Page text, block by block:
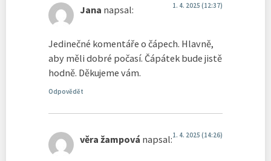
Jana napsal: 1. 4. 2025 (12:37)
Jedinečné komentáře o čápech. Hlavně,
aby měli dobré počasí. Čápátek bude jistě
hodně. Děkujeme vám.
Odpovědět
věra žampová napsal:1. 4. 2025 (14:26)